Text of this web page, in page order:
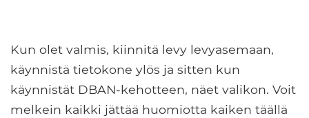
Kun olet valmis, kiinnitä levy levyasemaan,
käynnistä tietokone ylös ja sitten kun
käynnistät DBAN-kehotteen, näet valikon. Voit
melkein kaikki jättää huomiotta kaiken täällä